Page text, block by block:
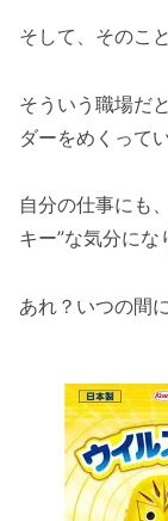
そして、そのこ
そういう職場だ
ダーをめくって
自分の仕事にも
キー”な気分にな
あれ？いつの間